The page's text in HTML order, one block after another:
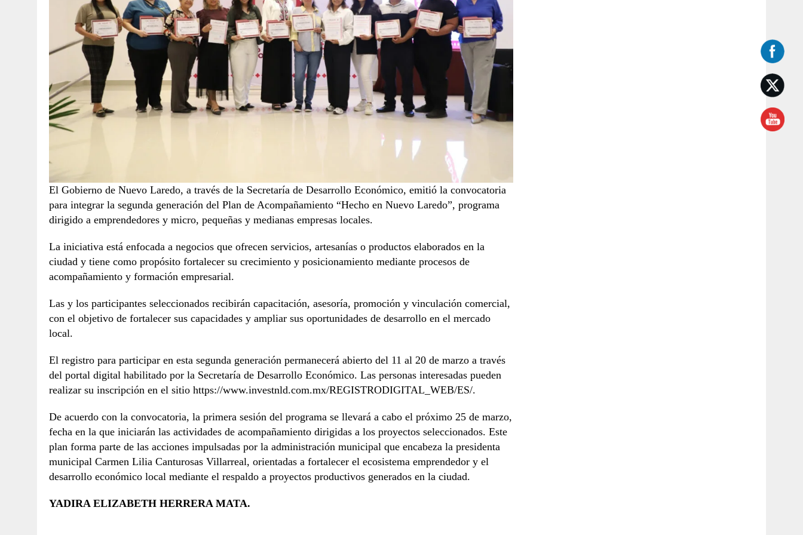
El Gobierno de Nuevo Laredo, a través de la Secretaría de Desarrollo Económico, emitió la convocatoria
para integrar la segunda generación del Plan de Acompañamiento “Hecho en Nuevo Laredo”, programa
dirigido a emprendedores y micro, pequeñas y medianas empresas locales.
La iniciativa está enfocada a negocios que ofrecen servicios, artesanías o productos elaborados en la
ciudad y tiene como propósito fortalecer su crecimiento y posicionamiento mediante procesos de
acompañamiento y formación empresarial.
Las y los participantes seleccionados recibirán capacitación, asesoría, promoción y vinculación comercial,
con el objetivo de fortalecer sus capacidades y ampliar sus oportunidades de desarrollo en el mercado
local.
El registro para participar en esta segunda generación permanecerá abierto del 11 al 20 de marzo a través
del portal digital habilitado por la Secretaría de Desarrollo Económico. Las personas interesadas pueden
realizar su inscripción en el sitio https://www.investnld.com.mx/REGISTRODIGITAL_WEB/ES/.
De acuerdo con la convocatoria, la primera sesión del programa se llevará a cabo el próximo 25 de marzo,
fecha en la que iniciarán las actividades de acompañamiento dirigidas a los proyectos seleccionados. Este
plan forma parte de las acciones impulsadas por la administración municipal que encabeza la presidenta
municipal Carmen Lilia Canturosas Villarreal, orientadas a fortalecer el ecosistema emprendedor y el
desarrollo económico local mediante el respaldo a proyectos productivos generados en la ciudad.
YADIRA ELIZABETH HERRERA MATA.